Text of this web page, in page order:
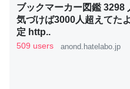
ウチもEchoを実家に置いて
ちぼちRingも置こうかと画
位置情報を共有してる。電
─たまにLINEするくらいだった
コミュニケーションが劇的に変
ブックマーカー図鑑
気づけば3000人超えてた
定 http..
509 users anond.hatelabo.jp